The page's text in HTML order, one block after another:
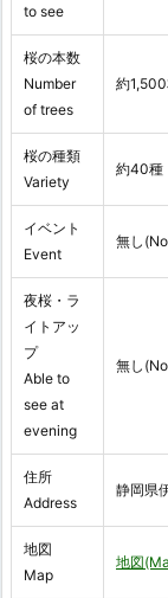
to see
桜の本数
Number
of trees
約
桜の種類
Variety
約40種
イベント
Event
無し
夜桜・ラ
イトアッ
プ
Able to
see at
evening
無し
住所
Address
静岡県
地図
Map
地図